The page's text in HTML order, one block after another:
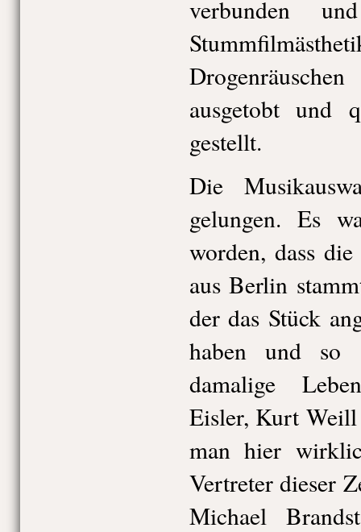
verbunden
ausgetobt und
gestellt.
Die
gelungen. Es
worden, dass
aus Berlin
der das Stück
haben und so
damalige
Eisler, Kurt
man hier
Vertreter dieser
Michael